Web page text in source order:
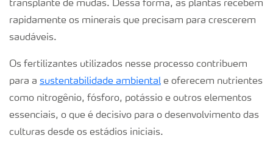
transplante de mudas. Dessa forma, as plantas recebem
rapidamente os minerais que precisam para crescerem
saudáveis.
Os fertilizantes utilizados nesse processo contribuem
para a sustentabilidade ambiental e oferecem nutrientes
como nitrogênio, fósforo, potássio e outros elementos
essenciais, o que é decisivo para o desenvolvimento das
culturas desde os estádios iniciais.